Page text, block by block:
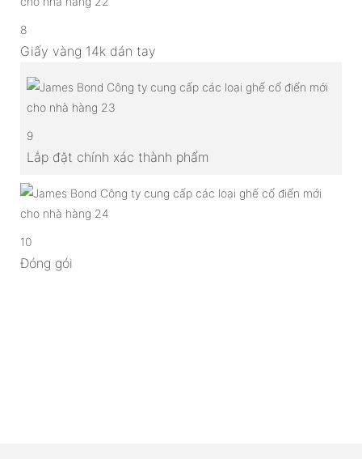
8
Giấy vàng 14k dán tay
9
Lắp đặt chính xác thành phẩm
10
Đóng gói